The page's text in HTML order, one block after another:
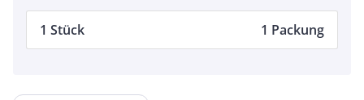
1 Stück 1 Packung